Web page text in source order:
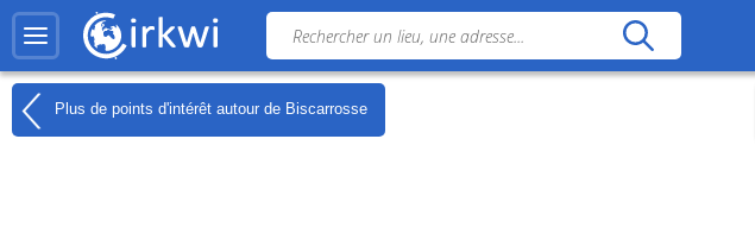
Plus de points d'intérêt autour de Biscarrosse